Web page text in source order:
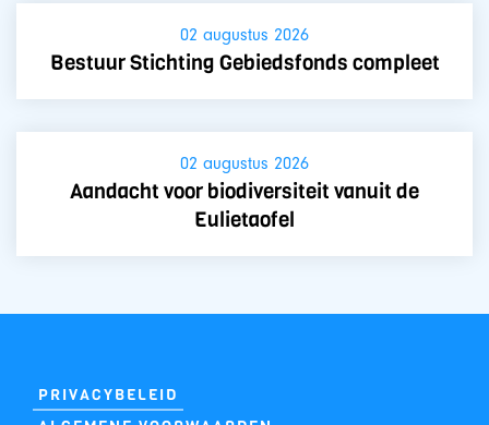
02 augustus 2026
Bestuur Stichting Gebiedsfonds compleet
02 augustus 2026
Aandacht voor biodiversiteit vanuit de
Eulietaofel
PRIVACYBELEID